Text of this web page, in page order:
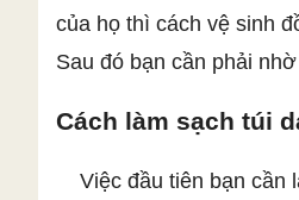
của họ thì cách vệ sinh
Sau đó bạn cần phải
Cách làm sạch túi
Việc đầu tiên bạn cần